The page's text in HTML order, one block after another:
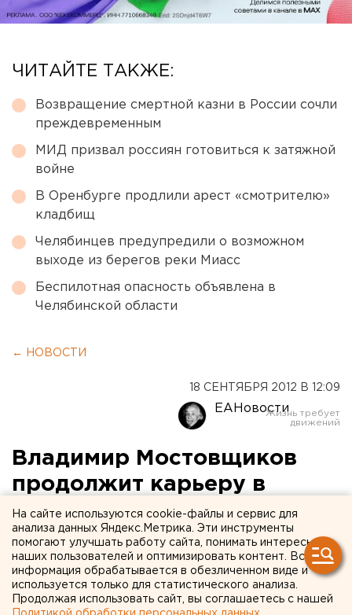
ЧИТАЙТЕ ТАКЖЕ:
Возвращение смертной казни в России сочли
преждевременным
МИД призвал россиян готовиться к затяжной
войне
В Оренбурге продлили арест «смотрителю»
кладбищ
Челябинцев предупредили о возможном
выходе из берегов реки Миасс
Беспилотная опасность объявлена в
Челябинской области
← НОВОСТИ
18 СЕНТЯБРЯ 2012 В 12:09
ЕАНовости
Владимир Мостовщиков
продолжит карьеру в
Уставном суде
Как и предполагало агентство ЕАН, бывший
многолетний председатель Избирательной
комиссии Свердловской области Владимир
Мостовщиков не задержался в советниках
На сайте используются cookie-файлы и сервис для
анализа данных Яндекс.Метрика. Эти инструменты
помогают улучшать работу сайта, понимать интересы
наших пользователей и оптимизировать контент. Вся
информация обрабатывается в обезличенном виде и
используется только для статистического анализа.
Продолжая использовать сайт, вы соглашаетесь с нашей